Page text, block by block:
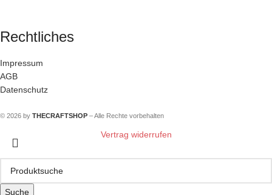
Rechtliches
Impressum
AGB
Datenschutz
© 2026 by THECRAFTSHOP – Alle Rechte vorbehalten
Suche
Vertrag widerrufen